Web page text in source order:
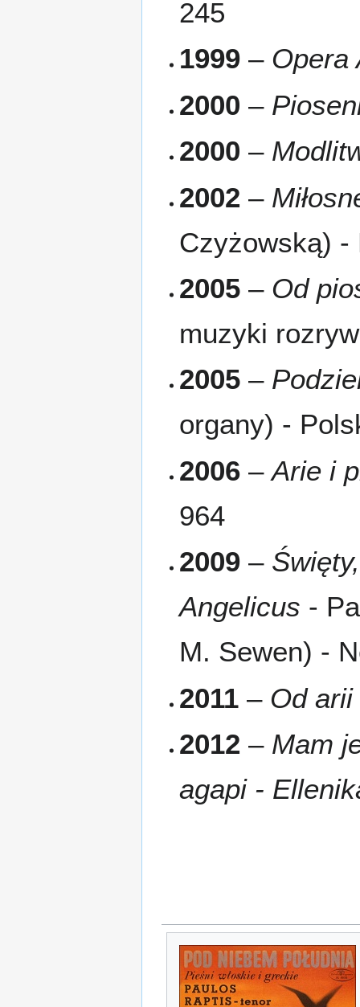
245
1999 – Opera
2000 –
2000 –
2002 –
Czyżowską) -
2005 – Od
muzyki
2005 –
organy) -
2006 –Arie i
964
2009 –
Angelicus -
M. Sewen) -
2011 – Od
2012 – Mam
agapi -